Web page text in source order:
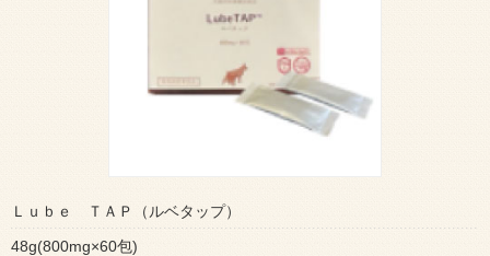
Ｌｕｂｅ ＴＡＰ（ルベタップ）
48g(800mg×60包)